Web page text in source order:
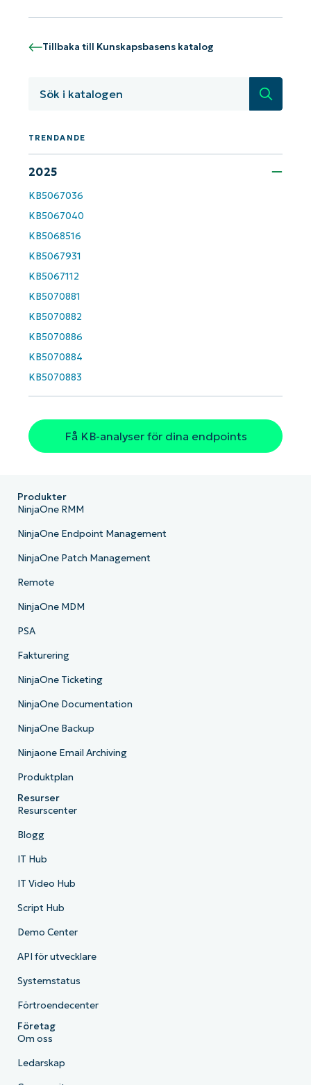
Tillbaka till Kunskapsbasens katalog
Sök
TRENDANDE
2025
KB5067036
KB5067040
KB5068516
KB5067931
KB5067112
KB5070881
KB5070882
KB5070886
KB5070884
KB5070883
Få KB-analyser för dina endpoints
Kom igång med NinjaOne AI-drivna
First
last
name*
email*
Phone
number*
name*
Produkter
NinjaOne RMM
NinjaOne Endpoint Management
NinjaOne Patch Management
Remote
NinjaOne MDM
PSA
Fakturering
NinjaOne Ticketing
NinjaOne Documentation
NinjaOne Backup
Ninjaone Email Archiving
Produktplan
Resurser
Resurscenter
Blogg
IT Hub
IT Video Hub
Script Hub
Demo Center
API för utvecklare
Systemstatus
Förtroendecenter
Företag
Om oss
Ledarskap